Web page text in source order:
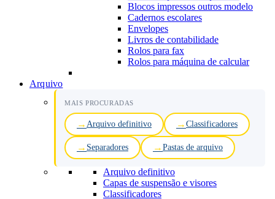
Blocos impressos outros modelo
Cadernos escolares
Envelopes
Livros de contabilidade
Rolos para fax
Rolos para máquina de calcular
Arquivo
MAIS PROCURADAS
Arquivo definitivo Classificadores
Separadores Pastas de arquivo
Arquivo definitivo
Capas de suspensão e visores
Classificadores